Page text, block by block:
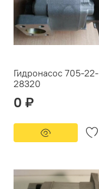
Гидронасос 705-22-
28320
0 ₽